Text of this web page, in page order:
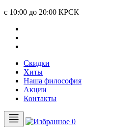
c 10:00 до 20:00 КРСК
Скидки
Хиты
Наша философия
Акции
Контакты
0